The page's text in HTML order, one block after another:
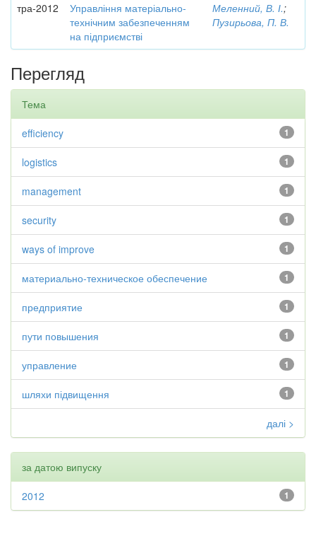
тра-2012
Управління матеріально-
технічним забезпеченням
на підприємстві
Меленний, В. І.;
Пузирьова, П. В.
Перегляд
Тема
1
efficiency
1
logistics
1
management
1
security
1
ways of improve
1
материально-техническое обеспечение
1
предприятие
1
пути повышения
1
управление
1
шляхи підвищення
далі >
за датою випуску
1
2012